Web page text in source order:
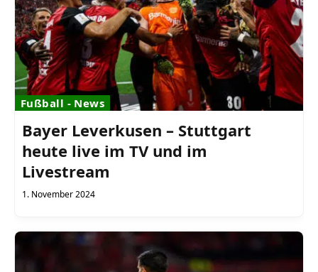
Fußball - News
Bayer Leverkusen – Stuttgart
heute live im TV und im
Livestream
1. November 2024